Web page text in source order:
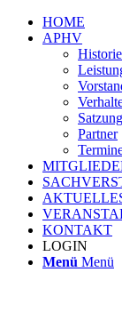
HOME
APHV
Historie
Satzung
Partner
KONTAKT
LOGIN
Menü Menü